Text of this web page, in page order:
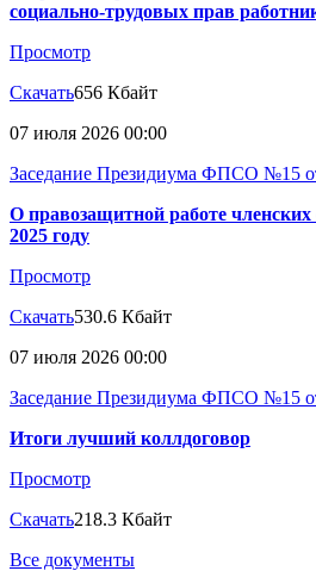
социально-трудовых прав
Просмотр
Скачать656 Кбайт
07 июля 2026 00:00
Заседание Президиума ФПСО №15
О правозащитной работе
2025 году
Просмотр
Скачать530.6 Кбайт
07 июля 2026 00:00
Заседание Президиума ФПСО №15
Итоги лучший коллдоговор
Просмотр
Скачать218.3 Кбайт
Все документы